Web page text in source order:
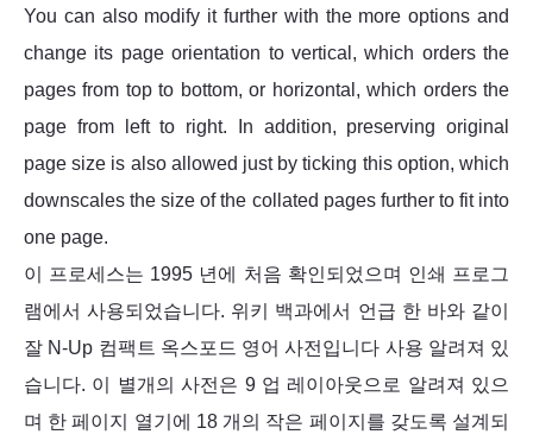
You can also modify it further with the more options and
change its page orientation to vertical, which orders the
pages from top to bottom, or horizontal, which orders the
page from left to right. In addition, preserving original
page size is also allowed just by ticking this option, which
downscales the size of the collated pages further to fit into
one page.
이 프로세스는 1995 년에 처음 확인되었으며 인쇄 프로그
램에서 사용되었습니다. 위키 백과에서 언급 한 바와 같이
잘 N-Up 컴팩트 옥스포드 영어 사전입니다 사용 알려져 있
습니다. 이 별개의 사전은 9 업 레이아웃으로 알려져 있으
며 한 페이지 열기에 18 개의 작은 페이지를 갖도록 설계되